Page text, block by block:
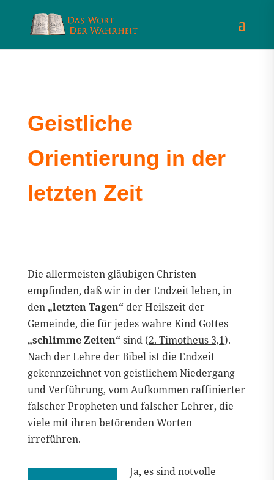
Geistliche
Orientierung in der
letzten Zeit
Die allermeisten gläubigen Christen
empfinden, daß wir in der Endzeit leben, in
den „letzten Tagen“ der Heilszeit der
Gemeinde, die für jedes wahre Kind Gottes
„schlimme Zeiten“ sind (2. Timotheus 3,1).
Nach der Lehre der Bibel ist die Endzeit
gekennzeichnet von geistlichem Niedergang
und Verführung, vom Aufkommen raffinierter
falscher Propheten und falscher Lehrer, die
viele mit ihren betörenden Worten
irreführen.
Ja, es sind notvolle